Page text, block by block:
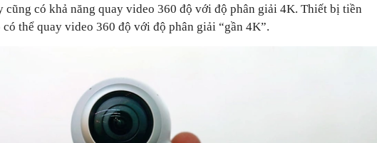
cũng có khả năng quay video 360 độ với độ phân giải 4K. Thiết bị tiền
có thể quay video 360 độ với độ phân giải “gần 4K”.